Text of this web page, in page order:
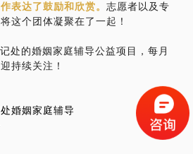
表达了鼓励和欣赏。 志愿者以及专
这个团体凝聚在了一起！
处的婚姻家庭辅导公益项目，每月
持续关注！
婚姻家庭辅导